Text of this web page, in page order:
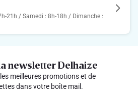
21h / Samedi : 8h-18h / Dimanche :
newsletter Delhaize
meilleures promotions et de
dans votre boîte mail.